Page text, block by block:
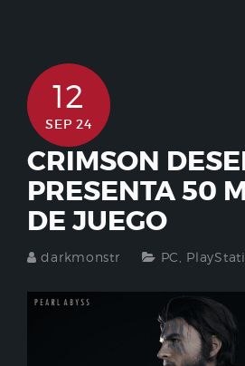
12
SEP 24
CRIMSON
PRESENTA 50
DE JUEGO
darkmonstr PC